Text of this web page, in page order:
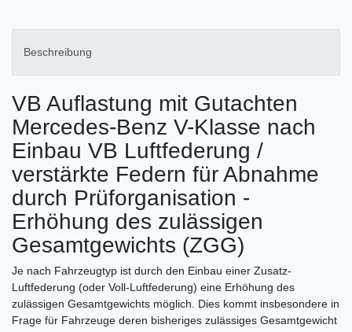
Beschreibung
VB Auflastung mit Gutachten
Mercedes-Benz V-Klasse nach
Einbau VB Luftfederung /
verstärkte Federn für Abnahme
durch Prüforganisation -
Erhöhung des zulässigen
Gesamtgewichts (ZGG)
Je nach Fahrzeugtyp ist durch den Einbau einer Zusatz-
Luftfederung (oder Voll-Luftfederung) eine Erhöhung des
zulässigen Gesamtgewichts möglich. Dies kommt insbesondere in
Frage für Fahrzeuge deren bisheriges zulässiges Gesamtgewicht